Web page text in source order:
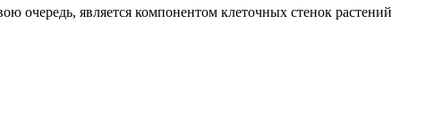
очередь, является компонентом клеточных стенок растений